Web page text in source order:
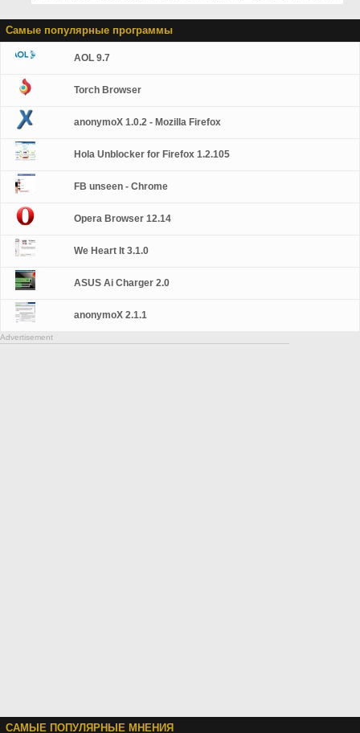
Самые популярные программы
AOL 9.7
Torch Browser
anonymoX 1.0.2 - Mozilla Firefox
Hola Unblocker for Firefox 1.2.105
FB unseen - Chrome
Opera Browser 12.14
We Heart It 3.1.0
ASUS Ai Charger 2.0
anonymoX 2.1.1
Advertisement
САМЫЕ ПОПУЛЯРНЫЕ МНЕНИЯ